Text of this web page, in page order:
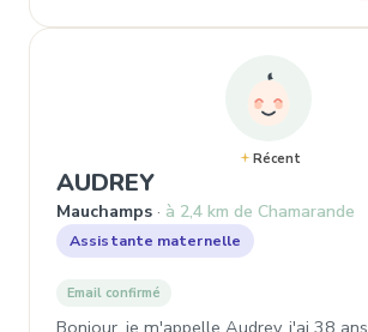
Récent
AUDREY, Garde d'enfant à
Mauchamps à 2,4 km de Chamarande
Assistante maternelle
Email confirmé
Bonjour, je m'appelle Audrey, j'ai 38